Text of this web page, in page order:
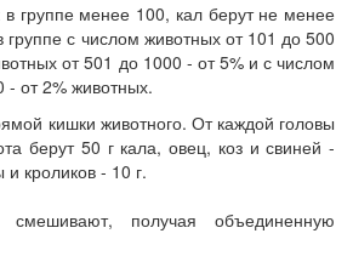
группе менее 100, кал берут не менее
с числом животных от 101 до 500
от 501 до 1000 - от 5% и с числом
от 2% животных.
кишки животного. От каждой головы
берут 50 г кала, овец, коз и свиней -
кроликов - 10 г.
получая объединенную